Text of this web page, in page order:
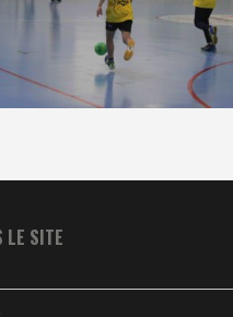
LE SITE